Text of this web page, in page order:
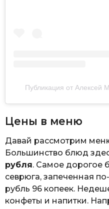
Публикация от Алексей
Цены в меню
Давай рассмотрим
Большинство блюд
рубля. Самое дорогое
севрюга, запеченная
рубль 96 копеек.
конфеты и напитки.